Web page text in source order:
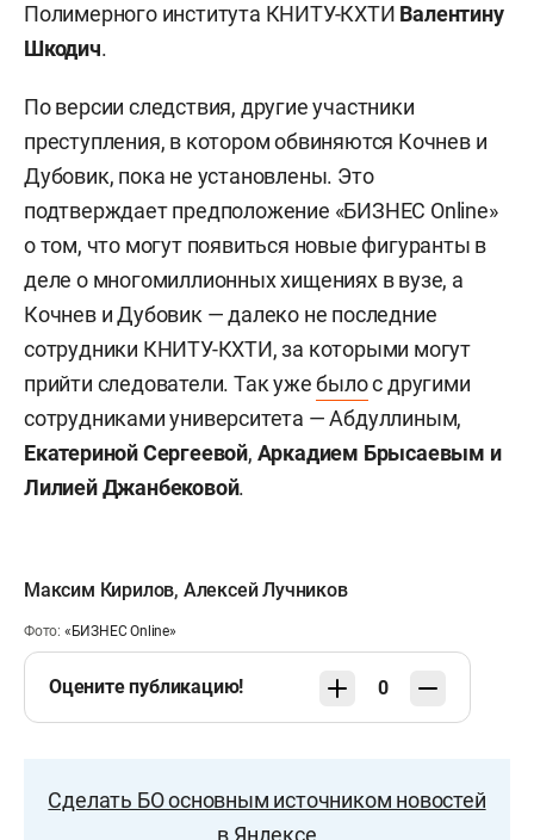
Полимерного института КНИТУ-КХТИ Валентину
Шкодич.
По версии следствия, другие участники
преступления, в котором обвиняются Кочнев и
Дубовик, пока не установлены. Это
подтверждает предположение «БИЗНЕС Online»
о том, что могут появиться новые фигуранты в
деле о многомиллионных хищениях в вузе, а
Кочнев и Дубовик — далеко не последние
сотрудники КНИТУ-КХТИ, за которыми могут
прийти следователи. Так ужебылос другими
сотрудниками университета — Абдуллиным,
Екатериной Сергеевой, Аркадием Брысаевым и
Лилией Джанбековой.
Максим Кирилов, Алексей Лучников
Фото: «БИЗНЕС Online»
Оцените публикацию! 0
Сделать БО основным источником новостей
в Яндексе